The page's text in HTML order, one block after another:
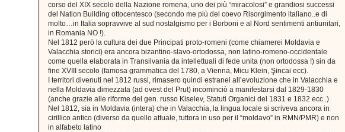
corso del XIX secolo della Nazione romena, uno dei più “miracolosi” e grandiosi successi
del Nation Building ottocentesco (secondo me più del coevo Risorgimento italiano..e di
molto…in Italia sopravvive al sud nostalgismo per i Borboni e al Nord sentimenti antiunitari,
in Romania NO !).
Nel 1812 però la cultura dei due Principati proto-romeni (come chiamerei Moldavia e
Valacchia storici) era ancora bizantino-slavo-ortodossa, non latino-romeno-occidentale
come quella elaborata in Transilvania da intellettuali di fede unita (non ortodossa !) sin da
fine XVIII secolo (famosa grammatica del 1780, a Vienna, Micu Klein, Şincai ecc).
I territori divenuti nel 1812 russi, rimasero quindi estranei all’evoluzione che in Valacchia e
nella Moldavia dimezzata (ad ovest del Prut) incominciò a manifestarsi dal 1829-1830
(anche grazie alle riforme del gen. russo Kiselev, Statuti Organici del 1831 e 1832 ecc..).
Nel 1812, sia in Moldavia (intera) che in Valacchia, la lingua locale si scriveva ancora in
cirillico antico (diverso da quello attuale, tuttora in uso per il “moldavo” in RMN/PMR) e non
in alfabeto latino